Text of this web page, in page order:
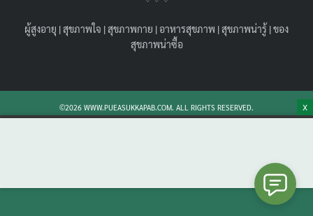
for:
Search
ผู้สูงอายุ |สุขภาพใจ |สุขภาพกาย |อาหารสุขภาพ |สุขภาพน่ารู้ |ของ
สุขภาพน่าซื้อ
©2026 WWW.PUEASUKKAPAB.COM. ALL RIGHTS RESERVED. X